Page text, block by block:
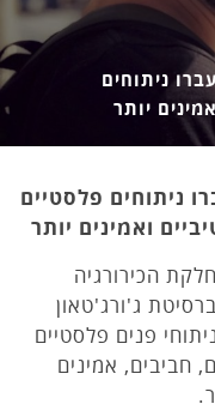
ניתוחים
יותר
ניתוחים פלסטיים
ואמינים יותר
הכירורגיה
ג'ורג'טאון
פנים פלסטיים
חביבים, אמינים